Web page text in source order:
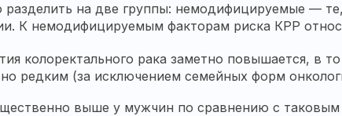
на две группы: немодифицируемые —
К немодифицируемым факторам риска КРР
колоректального рака заметно повышается, в
редким (за исключением семейных форм
выше у мужчин по сравнению с